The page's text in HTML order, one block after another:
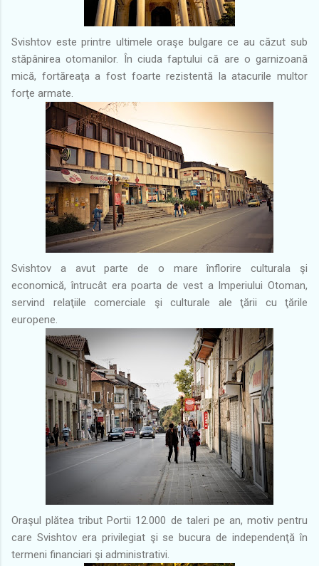
Svishtov este printre ultimele oraşe bulgare ce au căzut sub
stăpânirea otomanilor. În ciuda faptului că are o garnizoană
mică, fortăreaţa a fost foarte rezistentă la atacurile multor
forţe armate.
Svishtov a avut parte de o mare înflorire culturala şi
economică, întrucât era poarta de vest a Imperiului Otoman,
servind relaţiile comerciale şi culturale ale ţării cu ţările
europene.
Oraşul plătea tribut Portii 12.000 de taleri pe an, motiv pentru
care Svishtov era privilegiat şi se bucura de independenţă în
termeni financiari şi administrativi.